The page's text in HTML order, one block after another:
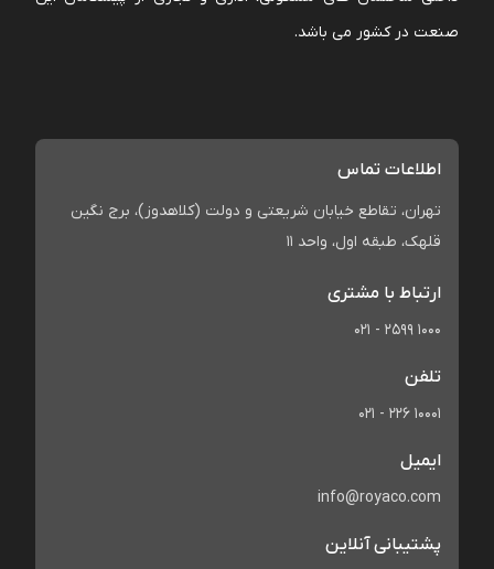
صنعت در کشور می باشد.
اطلاعات تماس
تهران، تقاطع خیابان شریعتی و دولت (کلاهدوز)، برج نگین
قلهک، طبقه اول، واحد 11
ارتباط با مشتری
021 - 2599 1000
تلفن
021 - 226 10001
ایمیل
info@royaco.com
پشتیبانی آنلاین